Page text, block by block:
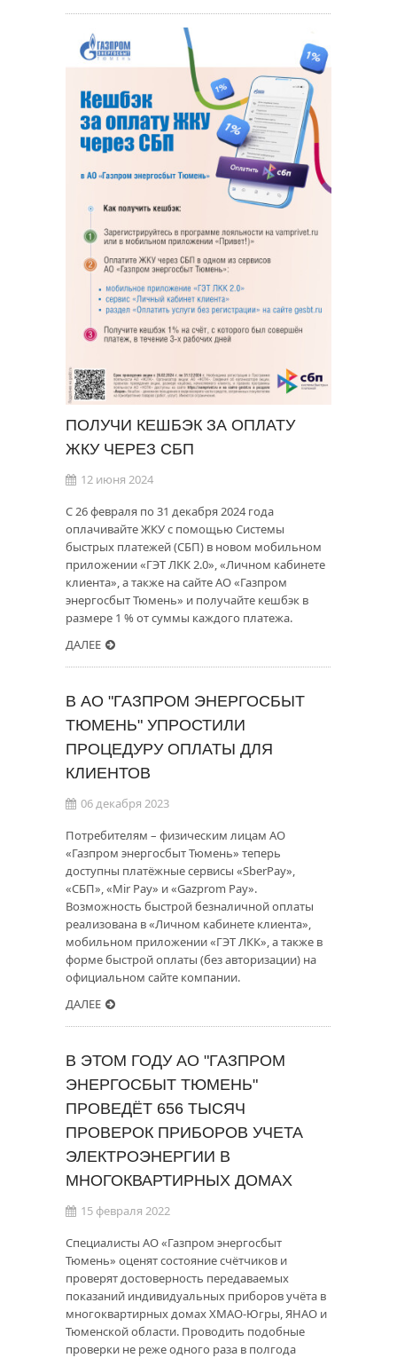
ПОЛУЧИ КЕШБЭК ЗА ОПЛАТУ
ЖКУ ЧЕРЕЗ СБП
12 июня 2024
С 26 февраля по 31 декабря 2024 года
оплачивайте ЖКУ с помощью Системы
быстрых платежей (СБП) в новом мобильном
приложении «ГЭТ ЛКК 2.0», «Личном кабинете
клиента», а также на сайте АО «Газпром
энергосбыт Тюмень» и получайте кешбэк в
размере 1 % от суммы каждого платежа.
ДАЛЕЕ
В АО "ГАЗПРОМ ЭНЕРГОСБЫТ
ТЮМЕНЬ" УПРОСТИЛИ
ПРОЦЕДУРУ ОПЛАТЫ ДЛЯ
КЛИЕНТОВ
06 декабря 2023
Потребителям – физическим лицам АО
«Газпром энергосбыт Тюмень» теперь
доступны платёжные сервисы «SberPay»,
«СБП», «Mir Pay» и «Gazprom Pay».
Возможность быстрой безналичной оплаты
реализована в «Личном кабинете клиента»,
мобильном приложении «ГЭТ ЛКК», а также в
форме быстрой оплаты (без авторизации) на
официальном сайте компании.
ДАЛЕЕ
В ЭТОМ ГОДУ АО "ГАЗПРОМ
ЭНЕРГОСБЫТ ТЮМЕНЬ"
ПРОВЕДЁТ 656 ТЫСЯЧ
ПРОВЕРОК ПРИБОРОВ УЧЕТА
ЭЛЕКТРОЭНЕРГИИ В
МНОГОКВАРТИРНЫХ ДОМАХ
15 февраля 2022
Специалисты АО «Газпром энергосбыт
Тюмень» оценят состояние счётчиков и
проверят достоверность передаваемых
показаний индивидуальных приборов учёта в
многоквартирных домах ХМАО-Югры, ЯНАО и
Тюменской области. Проводить подобные
проверки не реже одного раза в полгода